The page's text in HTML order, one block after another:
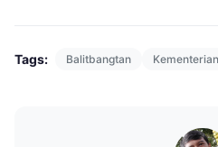
Tags: Balitbangtan